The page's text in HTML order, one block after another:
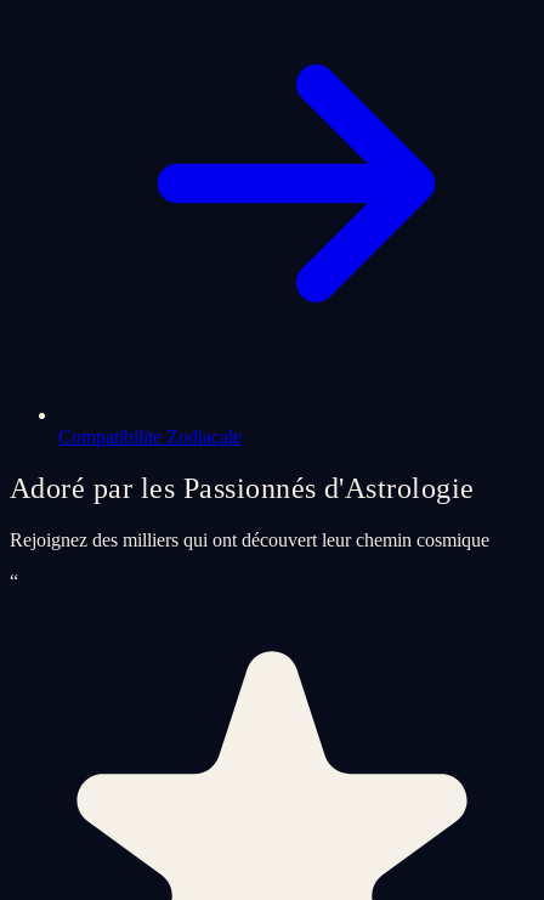
Compatibilite Zodiacale
Adoré par les Passionnés d'Astrologie
Rejoignez des milliers qui ont découvert leur chemin cosmique
“